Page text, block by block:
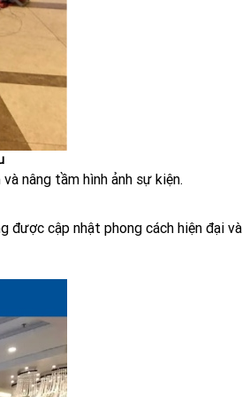
nâng tầm hình ảnh sự kiện.
được cập nhật phong cách hiện đại